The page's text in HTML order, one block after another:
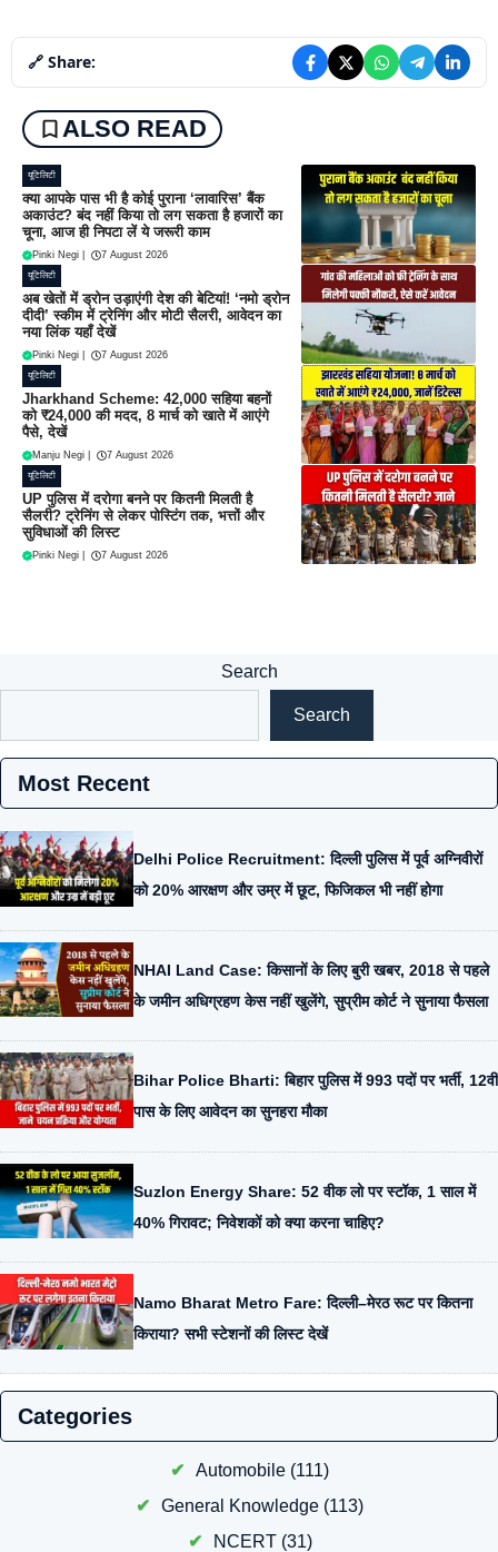
🔗 Share:
ALSO READ
यूटिलिटी
क्या आपके पास भी है कोई पुराना ‘लावारिस’ बैंक
अकाउंट? बंद नहीं किया तो लग सकता है हजारों का
चूना, आज ही निपटा लें ये जरूरी काम
Pinki Negi 7 August 2026
यूटिलिटी
अब खेतों में ड्रोन उड़ाएंगी देश की बेटियां! ‘नमो ड्रोन
दीदी’ स्कीम में ट्रेनिंग और मोटी सैलरी, आवेदन का
नया लिंक यहाँ देखें
Pinki Negi 7 August 2026
यूटिलिटी
Jharkhand Scheme: 42,000 सहिया बहनों
को ₹24,000 की मदद, 8 मार्च को खाते में आएंगे
पैसे, देखें
Manju Negi 7 August 2026
यूटिलिटी
UP पुलिस में दरोगा बनने पर कितनी मिलती है
सैलरी? ट्रेनिंग से लेकर पोस्टिंग तक, भत्तों और
सुविधाओं की लिस्ट
Pinki Negi 7 August 2026
Search
Search
Most Recent
Delhi Police Recruitment: दिल्ली पुलिस में पूर्व अग्निवीरों
को 20% आरक्षण और उम्र में छूट, फिजिकल भी नहीं होगा
NHAI Land Case: किसानों के लिए बुरी खबर, 2018 से पहले
के जमीन अधिग्रहण केस नहीं खुलेंगे, सुप्रीम कोर्ट ने सुनाया फैसला
Bihar Police Bharti: बिहार पुलिस में 993 पदों पर भर्ती, 12वीं
पास के लिए आवेदन का सुनहरा मौका
Suzlon Energy Share: 52 वीक लो पर स्टॉक, 1 साल में
40% गिरावट; निवेशकों को क्या करना चाहिए?
Namo Bharat Metro Fare: दिल्ली–मेरठ रूट पर कितना
किराया? सभी स्टेशनों की लिस्ट देखें
Categories
Automobile (111)
General Knowledge (113)
NCERT(31)